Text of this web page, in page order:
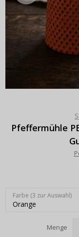
Pfeffermühle
Farbe (3 zur Auswahl)
Orange
Menge